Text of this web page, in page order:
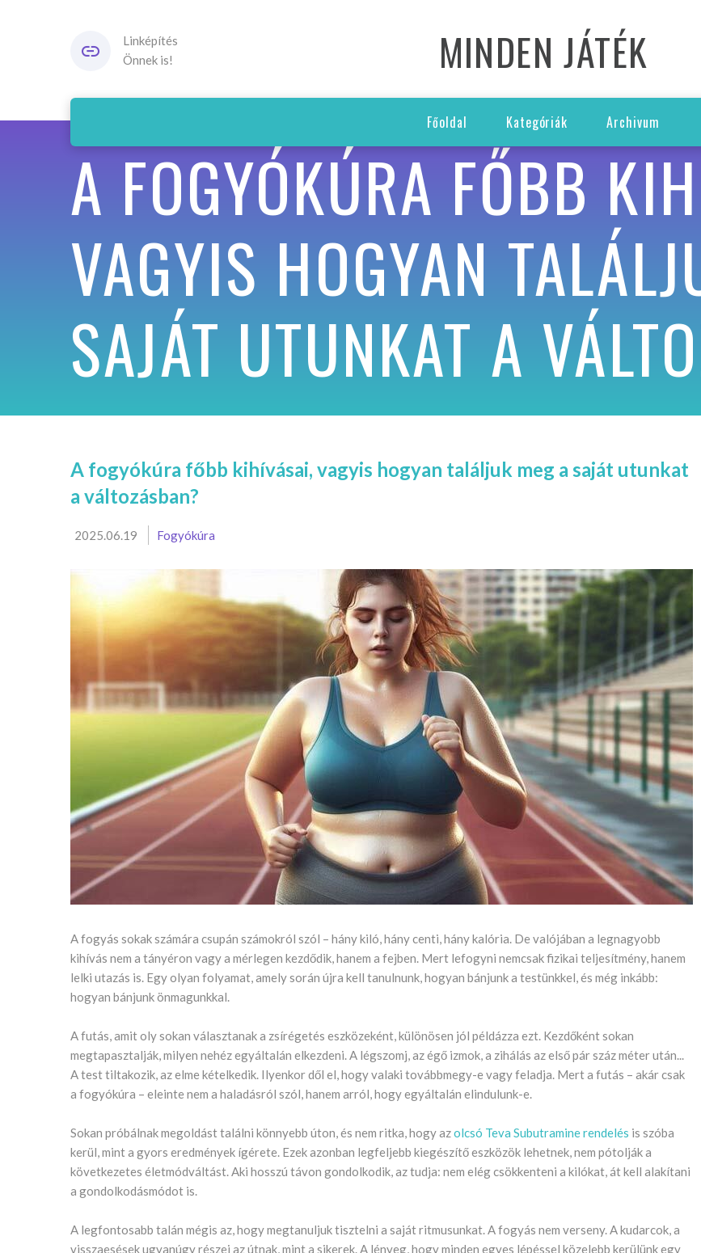
Linképítés
Önnek is!
MINDEN JÁTÉK
Főoldal Kategóriák Archivum
A FOGYÓKÚRA FŐBB
VAGYIS HOGYAN
SAJÁT UTUNKAT A
A fogyókúra főbb kihívásai, vagyis hogyan találjuk meg a saját utunkat
a változásban?
2025.06.19 Fogyókúra
A fogyás sokak számára csupán számokról szól – hány kiló, hány centi, hány kalória. De valójában a legnagyobb
kihívás nem a tányéron vagy a mérlegen kezdődik, hanem a fejben. Mert lefogyni nemcsak fizikai teljesítmény, hanem
lelki utazás is. Egy olyan folyamat, amely során újra kell tanulnunk, hogyan bánjunk a testünkkel, és még inkább:
hogyan bánjunk önmagunkkal.
A futás, amit oly sokan választanak a zsírégetés eszközeként, különösen jól példázza ezt. Kezdőként sokan
megtapasztalják, milyen nehéz egyáltalán elkezdeni. A légszomj, az égő izmok, a zihálás az első pár száz méter után...
A test tiltakozik, az elme kételkedik. Ilyenkor dől el, hogy valaki továbbmegy-e vagy feladja. Mert a futás – akár csak
a fogyókúra – eleinte nem a haladásról szól, hanem arról, hogy egyáltalán elindulunk-e.
Sokan próbálnak megoldást találni könnyebb úton, és nem ritka, hogy azolcsó Teva Subutramine rendelés is szóba
kerül, mint a gyors eredmények ígérete. Ezek azonban legfeljebb kiegészítő eszközök lehetnek, nem pótolják a
következetes életmódváltást. Aki hosszú távon gondolkodik, az tudja: nem elég csökkenteni a kilókat, át kell alakítani
a gondolkodásmódot is.
A legfontosabb talán mégis az, hogy megtanuljuk tisztelni a saját ritmusunkat. A fogyás nem verseny. A kudarcok, a
visszaesések ugyanúgy részei az útnak, mint a sikerek. A lényeg, hogy minden egyes lépéssel közelebb kerülünk egy